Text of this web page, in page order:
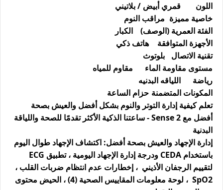
اللون
قمري أبيض / بلاتيني
خاصية مميزة مراقب النوم
الفئة العمرية (الوصف)
الكبار
الأجهزة المتوافقة
هاتف ذكي
تقنية الاتصال
بلوتوث
مستوى مقاومة الماء
مقاوم للمياه
رياضة
اللياقه البدنيه
المكونات المتضمنة حزام الساعة
تعلم كيفية إدارة التوتر والنوم بشكل أفضل والعيش بصحة
أفضل مع Sense 2 - ساعتنا الذكية الأكثر تقدمًا للصحة واللياقة
البدنية
إدارة الإجهاد والعيش بصحة أفضل: اكتشاف الإجهاد طوال اليوم
باستخدام CEDA ودرجة إدارة الإجهاد اليومية ، تطبيق ECG
لتقييم الرجفان الأذيني ، إخطارات عدم انتظام ضربات القلب ،
SpO2 ، لوحة معلومات المقاييس الصحية (4) ، الحيض محتوى